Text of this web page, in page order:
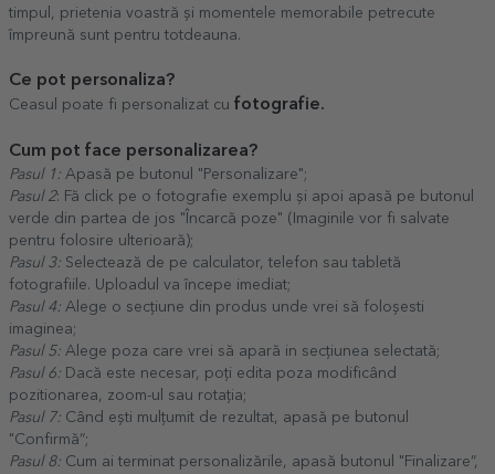
timpul, prietenia voastră și momentele memorabile petrecute
împreună sunt pentru totdeauna.
Ce pot personaliza?
Ceasul poate fi personalizat cu fotografie.
Cum pot face personalizarea?
Pasul 1: Apasă pe butonul "Personalizare";
Pasul 2: Fă click pe o fotografie exemplu și apoi apasă pe butonul
verde din partea de jos "Încarcă poze" (Imaginile vor fi salvate
pentru folosire ulterioară);
Pasul 3: Selectează de pe calculator, telefon sau tabletă
fotografiile. Uploadul va începe imediat;
Pasul 4: Alege o secțiune din produs unde vrei să foloșesti
imaginea;
Pasul 5: Alege poza care vrei să apară in secțiunea selectată;
Pasul 6: Dacă este necesar, poți edita poza modificând
pozitionarea, zoom-ul sau rotația;
Pasul 7: Când ești mulțumit de rezultat, apasă pe butonul
"Confirmă”;
Pasul 8: Cum ai terminat personalizările, apasă butonul "Finalizare”,